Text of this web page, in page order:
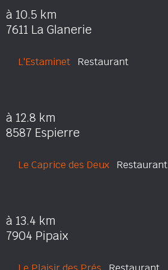
à 10.5 km
7611 La Glanerie
L'Estaminet Restaurant
à 12.8 km
8587 Espierre
Le Caprice des Deux Restaurant
à 13.4 km
7904 Pipaix